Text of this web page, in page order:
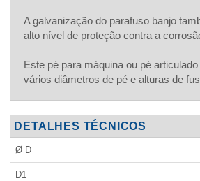
A galvanização do parafuso banjo
alto nível de proteção contra a
Este pé para máquina ou pé
vários diâmetros de pé e alturas de
DETALHES TÉCNICOS
Ø D
D1